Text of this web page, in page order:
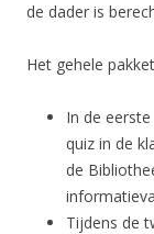
de dader is
Het gehele
In de
quiz in de
de
Tijdens de